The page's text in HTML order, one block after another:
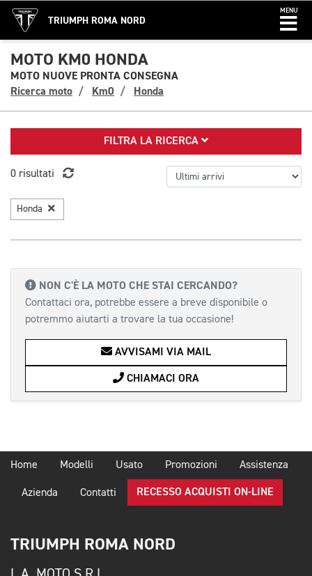
TRIUMPH ROMA NORD
MENU
MOTO KM0 HONDA
MOTO NUOVE PRONTA CONSEGNA
Ricerca moto
Km0 Honda
FILTRA LA RICERCA
0 risultati
Honda
NON C'È LA MOTO CHE STAI CERCANDO?
Contattaci ora, potrebbe essere a breve disponibile o
potremmo aiutarti a trovare la tua occasione!
AVVISAMI VIA MAIL
CHIAMACI ORA
Home Modelli Usato Promozioni Assistenza
Azienda Contatti RECESSO ACQUISTI ON-LINE
TRIUMPH ROMA NORD